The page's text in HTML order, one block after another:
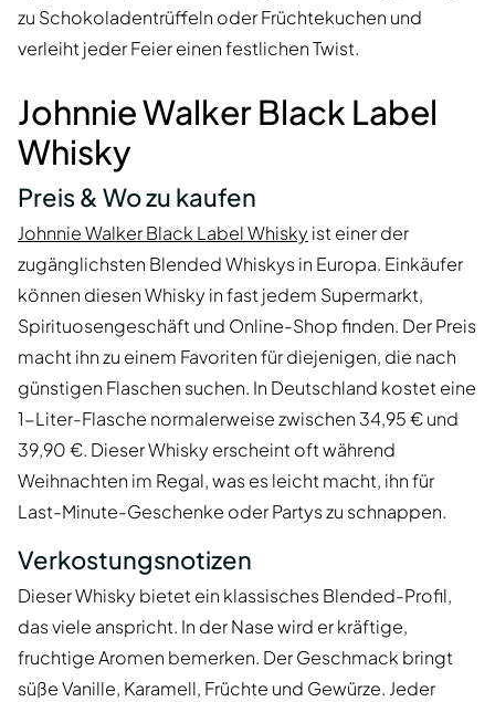
zu Schokoladentrüffeln oder Früchtekuchen und
verleiht jeder Feier einen festlichen Twist.
Johnnie Walker Black Label
Whisky
Preis & Wo zu kaufen
Johnnie Walker Black Label Whisky ist einer der
zugänglichsten Blended Whiskys in Europa. Einkäufer
können diesen Whisky in fast jedem Supermarkt,
Spirituosengeschäft und Online-Shop finden. Der Preis
macht ihn zu einem Favoriten für diejenigen, die nach
günstigen Flaschen suchen. In Deutschland kostet eine
1-Liter-Flasche normalerweise zwischen 34,95 € und
39,90 €. Dieser Whisky erscheint oft während
Weihnachten im Regal, was es leicht macht, ihn für
Last-Minute-Geschenke oder Partys zu schnappen.
Verkostungsnotizen
Dieser Whisky bietet ein klassisches Blended-Profil,
das viele anspricht. In der Nase wird er kräftige,
fruchtige Aromen bemerken. Der Geschmack bringt
süße Vanille, Karamell, Früchte und Gewürze. Jeder